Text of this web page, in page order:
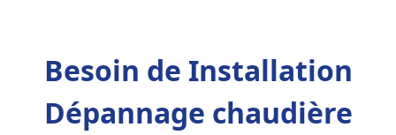
Besoin de Installation
Dépannage chaudière